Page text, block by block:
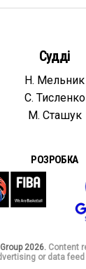
Судді
Н. Мельник
С. Тисленко
М. Сташук
РОЗРОБКА
2026. Content
or data